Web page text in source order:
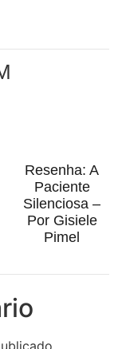
Resenha: A
Paciente
Silenciosa –
Por Gisiele
Pimel